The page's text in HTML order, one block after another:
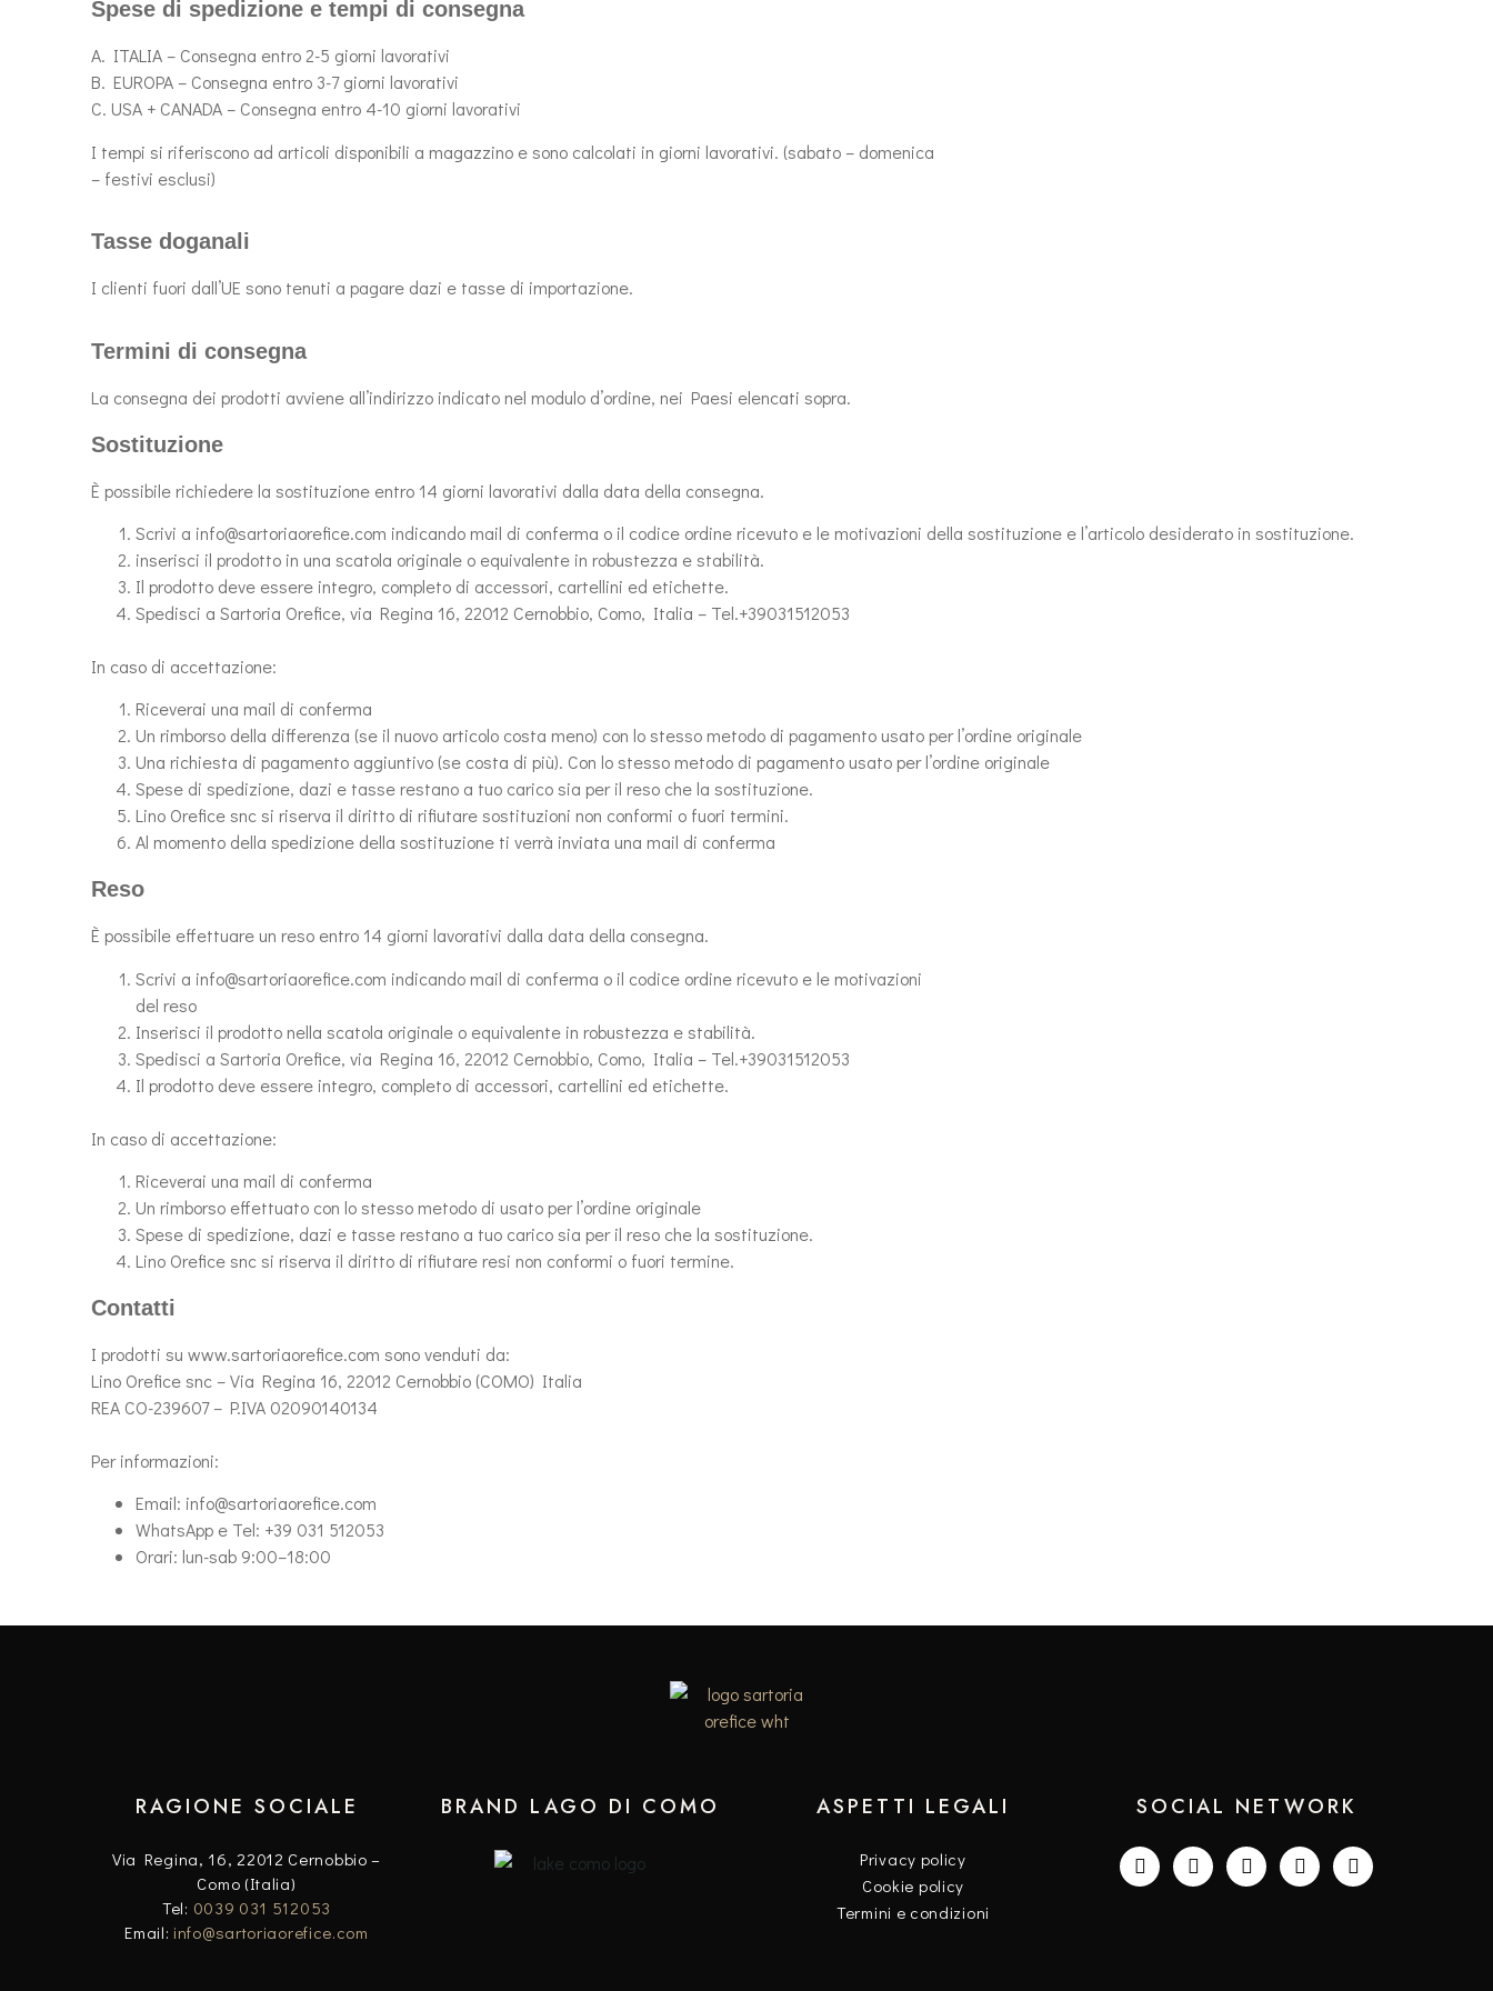
Spese di spedizione e tempi di consegna
A. ITALIA – Consegna entro 2-5 giorni lavorativi
B. EUROPA – Consegna entro 3-7 giorni lavorativi
C. USA + CANADA – Consegna entro 4-10 giorni lavorativi
I tempi si riferiscono ad articoli disponibili a magazzino e sono calcolati in giorni lavorativi. (sabato – domenica
– festivi esclusi)
Tasse doganali
I clienti fuori dall’UE sono tenuti a pagare dazi e tasse di importazione.
Termini di consegna
La consegna dei prodotti avviene all’indirizzo indicato nel modulo d’ordine, nei Paesi elencati sopra.
Sostituzione
È possibile richiedere la sostituzione entro 14 giorni lavorativi dalla data della consegna.
Scrivi a info@sartoriaorefice.com indicando mail di conferma o il codice ordine ricevuto e le motivazioni della sostituzione e l’articolo desiderato in sostituzione.
inserisci il prodotto in una scatola originale o equivalente in robustezza e stabilità.
Il prodotto deve essere integro, completo di accessori, cartellini ed etichette.
Spedisci a Sartoria Orefice, via Regina 16, 22012 Cernobbio, Como, Italia – Tel.+39031512053
In caso di accettazione:
Riceverai una mail di conferma
Un rimborso della differenza (se il nuovo articolo costa meno) con lo stesso metodo di pagamento usato per l’ordine originale
Una richiesta di pagamento aggiuntivo (se costa di più). Con lo stesso metodo di pagamento usato per l’ordine originale
Spese di spedizione, dazi e tasse restano a tuo carico sia per il reso che la sostituzione.
Lino Orefice snc si riserva il diritto di rifiutare sostituzioni non conformi o fuori termini.
Al momento della spedizione della sostituzione ti verrà inviata una mail di conferma
Reso
È possibile effettuare un reso entro 14 giorni lavorativi dalla data della consegna.
Scrivi a info@sartoriaorefice.com indicando mail di conferma o il codice ordine ricevuto e le motivazioni
del reso
Inserisci il prodotto nella scatola originale o equivalente in robustezza e stabilità.
Spedisci a Sartoria Orefice, via Regina 16, 22012 Cernobbio, Como, Italia – Tel.+39031512053
Il prodotto deve essere integro, completo di accessori, cartellini ed etichette.
In caso di accettazione:
Riceverai una mail di conferma
Un rimborso effettuato con lo stesso metodo di usato per l’ordine originale
Spese di spedizione, dazi e tasse restano a tuo carico sia per il reso che la sostituzione.
Lino Orefice snc si riserva il diritto di rifiutare resi non conformi o fuori termine.
Contatti
I prodotti su www.sartoriaorefice.com sono venduti da:
Lino Orefice snc – Via Regina 16, 22012 Cernobbio (COMO) Italia
REA CO-239607 – P.IVA 02090140134
Per informazioni:
Email: info@sartoriaorefice.com
WhatsApp e Tel: +39 031 512053
Orari: lun-sab 9:00–18:00
RAGIONE SOCIALE
Via Regina, 16, 22012 Cernobbio –
Como (Italia)
Tel: 0039 031 512053
Email: info@sartoriaorefice.com
BRAND LAGO DI COMO ASPETTI LEGALI
Privacy policy
Cookie policy
Termini e condizioni
SOCIAL NETWORK